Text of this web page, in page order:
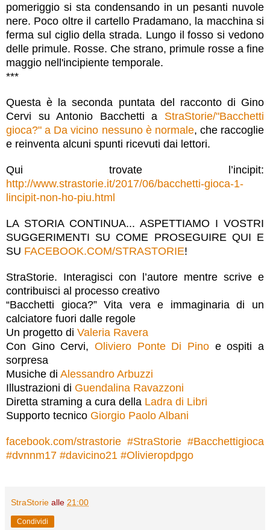
pomeriggio si sta condensando in un pesanti nuvole
nere. Poco oltre il cartello Pradamano, la macchina si
ferma sul ciglio della strada. Lungo il fosso si vedono
delle primule. Rosse. Che strano, primule rosse a fine
maggio nell'incipiente temporale.
***
Questa è la seconda puntata del racconto di Gino
Cervi su Antonio Bacchetti a StraStorie/"Bacchetti
gioca?" a Da vicino nessuno è normale, che raccoglie
e reinventa alcuni spunti ricevuti dai lettori.
Qui trovate l’incipit:
http://www.strastorie.it/2017/06/bacchetti-gioca-1-
lincipit-non-ho-piu.html
LA STORIA CONTINUA... ASPETTIAMO I VOSTRI
SUGGERIMENTI SU COME PROSEGUIRE QUI E
SU FACEBOOK.COM/STRASTORIE!
StraStorie. Interagisci con l’autore mentre scrive e
contribuisci al processo creativo
“Bacchetti gioca?” Vita vera e immaginaria di un
calciatore fuori dalle regole
Un progetto di Valeria Ravera
Con Gino Cervi, Oliviero Ponte Di Pino e ospiti a
sorpresa
Musiche di Alessandro Arbuzzi
Illustrazioni di Guendalina Ravazzoni
Diretta straming a cura della Ladra di Libri
Supporto tecnico Giorgio Paolo Albani
facebook.com/strastorie #StraStorie #Bacchettigioca
#dvnnm17 #davicino21 #Olivieropdpgo
StraStorie alle 21:00
Condividi